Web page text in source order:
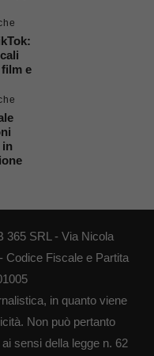
e
365 SRL - Via Nicola
Codice Fiscale e Partita
in quanto viene
Non può pertanto
sensi della legge n. 62